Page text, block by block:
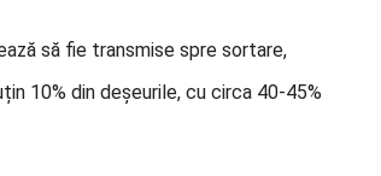
să fie transmise spre sortare,
10% din deșeurile, cu circa 40-45%